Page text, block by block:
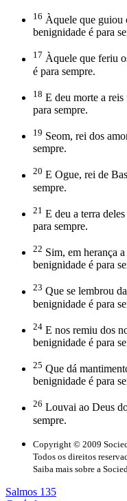
16 Àquele que guiou
benignidade é para
17 Àquele que feriu
é para sempre.
18 E deu morte a reis
para sempre.
19 Seom, rei dos
sempre.
20 E Ogue, rei de
sempre.
21 E deu a terra
para sempre.
22 Sim, em herança
benignidade é para
23 Que se lembrou
benignidade é para
24 E nos remiu dos
benignidade é para
25 Que dá
benignidade é para
26 Louvai ao Deus
sempre.
Copyright © 2009
Todos os direitos
Saiba mais sobre a
Salmos 135